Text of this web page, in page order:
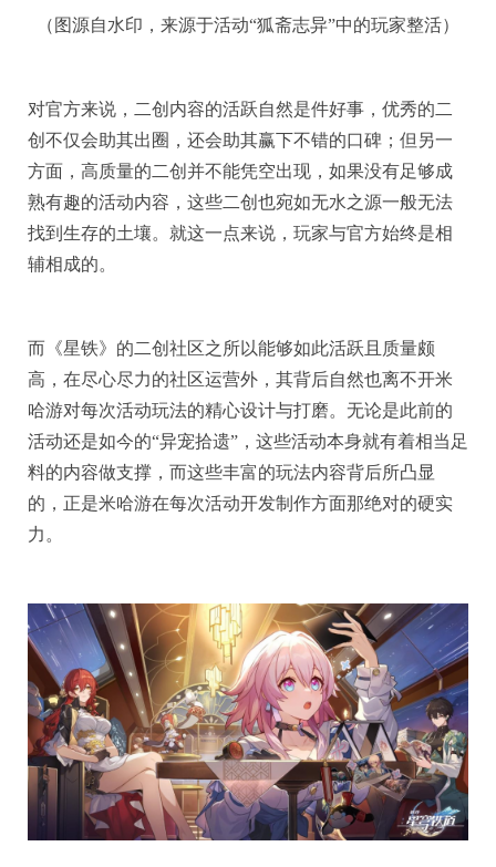
（图源自水印，来源于活动“狐斋志异”中的玩家整活）
对官方来说，二创内容的活跃自然是件好事，优秀的二
创不仅会助其出圈，还会助其赢下不错的口碑；但另一
方面，高质量的二创并不能凭空出现，如果没有足够成
熟有趣的活动内容，这些二创也宛如无水之源一般无法
找到生存的土壤。就这一点来说，玩家与官方始终是相
辅相成的。
而《星铁》的二创社区之所以能够如此活跃且质量颇
高，在尽心尽力的社区运营外，其背后自然也离不开米
哈游对每次活动玩法的精心设计与打磨。无论是此前的
活动还是如今的“异宠拾遗”，这些活动本身就有着相当足
料的内容做支撑，而这些丰富的玩法内容背后所凸显
的，正是米哈游在每次活动开发制作方面那绝对的硬实
力。